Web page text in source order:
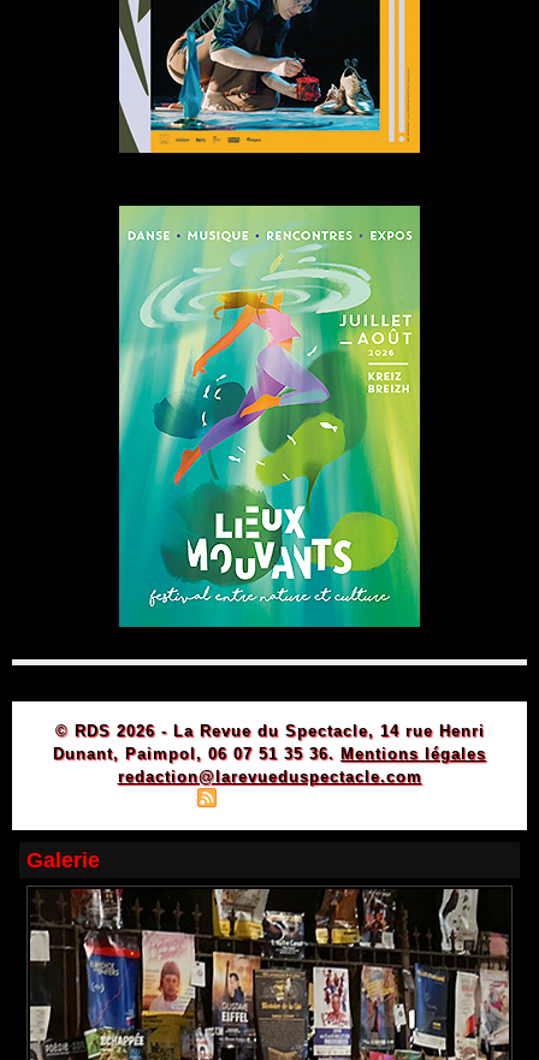
© RDS 2026 - La Revue du Spectacle, 14 rue Henri
Dunant, Paimpol, 06 07 51 35 36. Mentions légales
redaction@larevueduspectacle.com
Galerie